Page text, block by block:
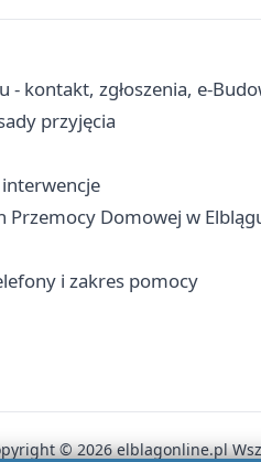
kontakt, zgłoszenia, e-
przyjęcia
Przemocy Domowej w
i zakres pomocy
© 2026 elblagonline.pl